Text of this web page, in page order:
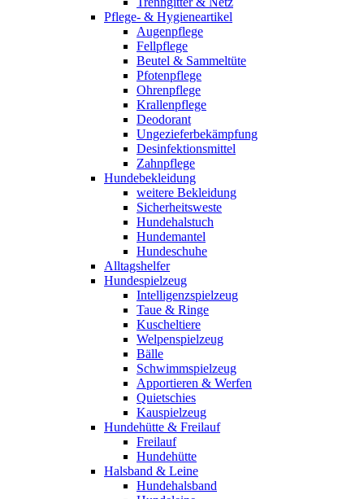
Pflege- & Hygieneartikel
Augenpflege
Fellpflege
Beutel & Sammeltüte
Pfotenpflege
Ohrenpflege
Krallenpflege
Deodorant
Ungezieferbekämpfung
Desinfektionsmittel
Zahnpflege
Hundebekleidung
weitere Bekleidung
Sicherheitsweste
Hundehalstuch
Hundemantel
Hundeschuhe
Alltagshelfer
Hundespielzeug
Intelligenzspielzeug
Taue & Ringe
Kuscheltiere
Welpenspielzeug
Bälle
Schwimmspielzeug
Apportieren & Werfen
Quietschies
Kauspielzeug
Hundehütte & Freilauf
Freilauf
Hundehütte
Halsband & Leine
Hundehalsband